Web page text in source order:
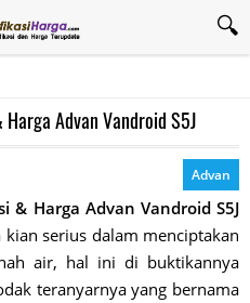
Advan Vandroid S5J
Advan
& Harga Advan Vandroid S5J
serius dalam menciptakan
air, hal ini di buktikannya
teranyarnya yang bernama